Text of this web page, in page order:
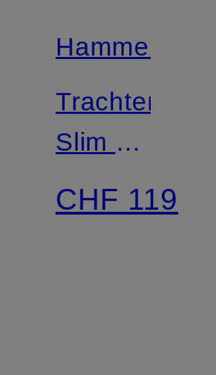
Trachtenhemd
Slim Fit
mit
Stehkragen
CHF 119